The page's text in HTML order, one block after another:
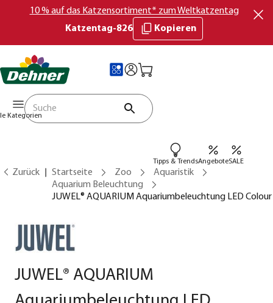
10 % auf das Katzensortiment* zum Weltkatzentag
Katzentag-826
Kopieren
Kategorien
Tipps & TrendsAngeboteSALE
Zurück Startseite Zoo
Aquaristik
Aquarium Beleuchtung
JUWEL® AQUARIUM Aquariumbeleuchtung LED Colour
JUWEL® AQUARIUM